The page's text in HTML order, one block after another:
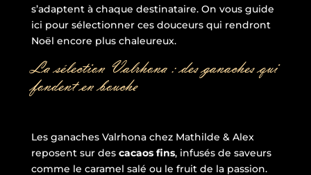
s’adaptent à chaque destinataire. On vous guide
ici pour sélectionner ces douceurs qui rendront
Noël encore plus chaleureux.
La sélection Valrhona : des ganaches qui
fondent en bouche
Les ganaches Valrhona chez Mathilde & Alex
reposent sur des cacaos fins, infusés de saveurs
comme le caramel salé ou le fruit de la passion.